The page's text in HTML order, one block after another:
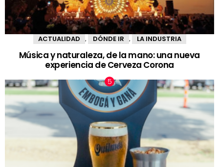
ACTUALIDAD , DÓNDE IR , LA INDUSTRIA
Música y naturaleza, de la mano: una nueva
experiencia de Cerveza Corona